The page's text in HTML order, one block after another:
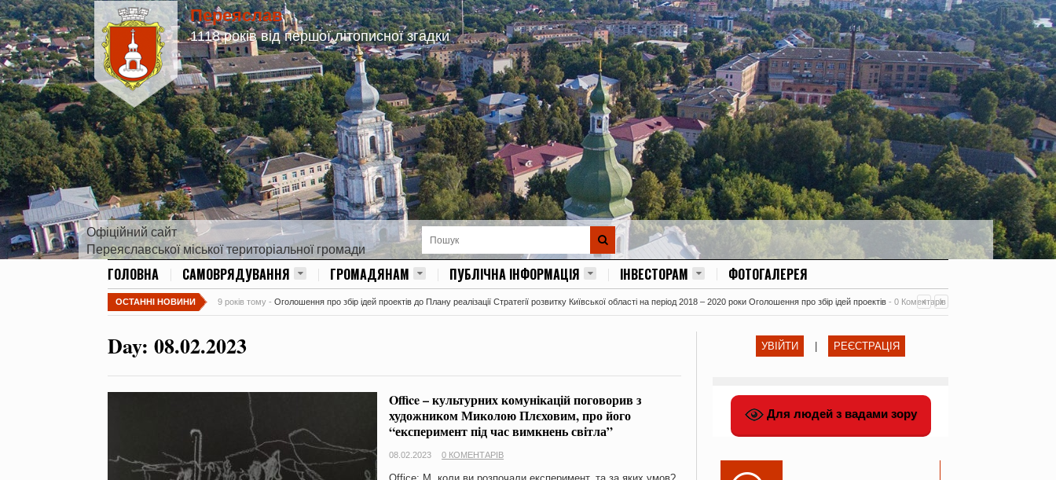
Переяслав
1118 років від першої літописної згадки
Офіційний сайт
Переяславської міської територіальної громади
ГОЛОВНА САМОВРЯДУВАННЯ ГРОМАДЯНАМ ПУБЛІЧНА ІНФОРМАЦІЯ ІНВЕСТОРАМ ФОТОГАЛЕРЕЯ
ОСТАННІ НОВИНИ 9 років тому - Оголошення про збір ідей проектів до Плану реалізації Стратегії розвитку Київської області на період 2018 – 2020 роки Оголошення про збір ідей проектів - 0 Коментарів
Day: 08.02.2023
Office – культурних комунікацій поговорив з
художником Миколою Плєховим, про його
“експеримент під час вимкнень світла”
08.02.2023 0 КОМЕНТАРІВ
УВІЙТИ РЕЄСТРАЦІЯ
Для людей з вадами зору